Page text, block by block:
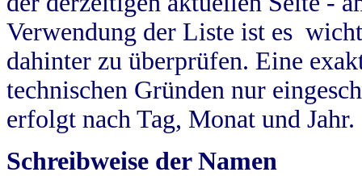
Verwendung der Liste ist es
dahinter zu überprüfen. Eine
technischen Gründen nur
erfolgt nach Tag, Monat und Jahr.
Schreibweise der Namen